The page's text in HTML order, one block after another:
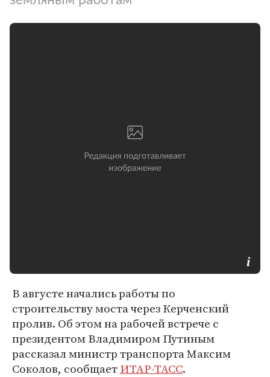
В августе начались работы по
строительству моста через Керченский
пролив. Об этом на рабочей встрече с
президентом Владимиром Путиным
рассказал министр транспорта Максим
Соколов, сообщаетИТАР-ТАСС.